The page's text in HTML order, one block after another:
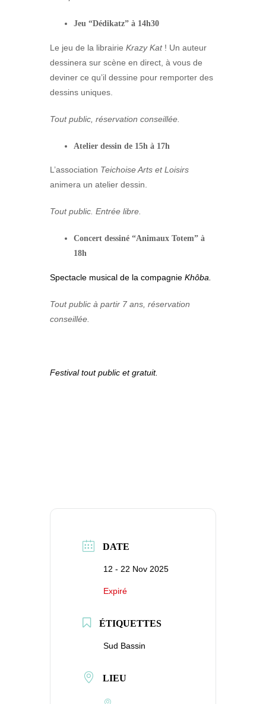
Jeu “Dédikatz” à 14h30
Le jeu de la librairie Krazy Kat ! Un auteur
dessinera sur scène en direct, à vous de
deviner ce qu’il dessine pour remporter des
dessins uniques.
Tout public, réservation conseillée.
Atelier dessin de 15h à 17h
L’association Teichoise Arts et Loisirs
animera un atelier dessin.
Tout public. Entrée libre.
Concert dessiné “Animaux Totem” à
18h
Spectacle musical de la compagnie Khôba.
Tout public à partir 7 ans, réservation
conseillée.
Festival tout public et gratuit.
DATE
12 - 22 Nov 2025
Expiré
ÉTIQUETTES
Sud Bassin
LIEU